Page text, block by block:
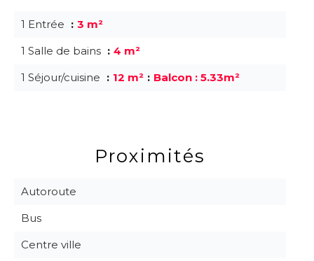
1 Entrée
3 m²
1 Salle de bains
4 m²
1 Séjour/cuisine
12 m² Balcon : 5.33m²
Proximités
Autoroute
Bus
Centre ville